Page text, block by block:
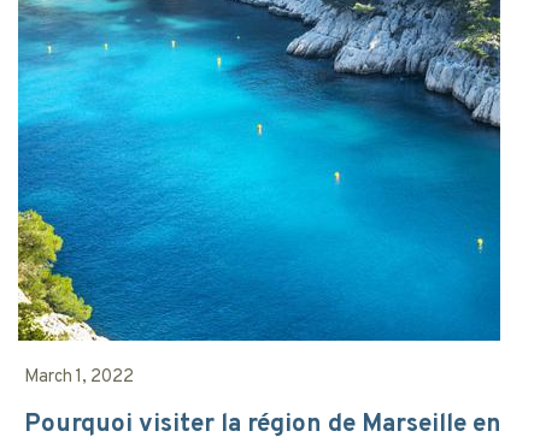
March 1, 2022
Pourquoi visiter la région de Marseille en